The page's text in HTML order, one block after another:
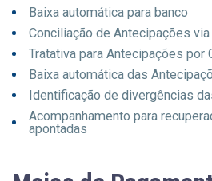
Baixa automática para banco
Conciliação de Antecipações
Tratativa para Antecipações por
Baixa automática das
Identificação de divergências
Acompanhamento para
apontadas